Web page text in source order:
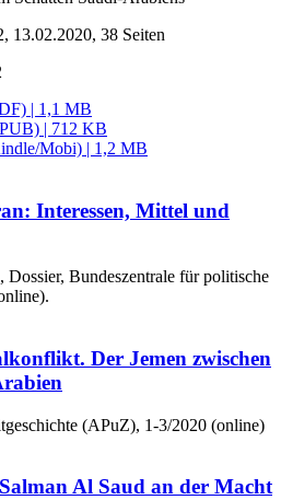
13.02.2020, 38 Seiten
| 1,1 MB
| 712 KB
Mobi) | 1,2 MB
Interessen, Mittel und
Bundeszentrale für politische
Der Jemen zwischen
(APuZ), 1-3/2020 (online)
Al Saud an der Macht